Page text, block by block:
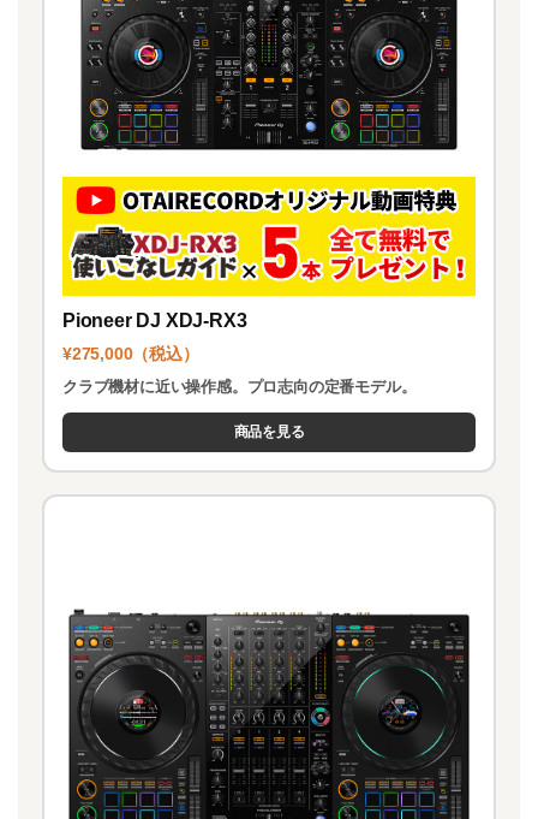
Pioneer DJ XDJ-RX3
¥275,000（税込）
クラブ機材に近い操作感。プロ志向の定番モデル。
商品を見る